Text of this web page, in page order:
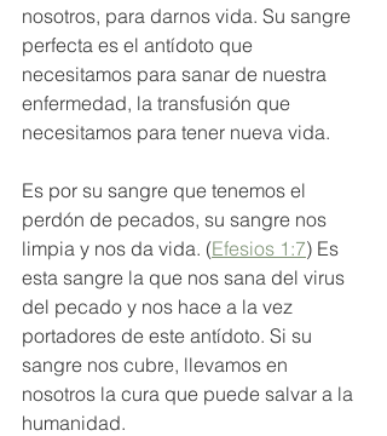
nosotros, para darnos vida. Su sangre
perfecta es el antídoto que
necesitamos para sanar de nuestra
enfermedad, la transfusión que
necesitamos para tener nueva vida.
Es por su sangre que tenemos el
perdón de pecados, su sangre nos
limpia y nos da vida. (Efesios 1:7) Es
esta sangre la que nos sana del virus
del pecado y nos hace a la vez
portadores de este antídoto. Si su
sangre nos cubre, llevamos en
nosotros la cura que puede salvar a la
humanidad.